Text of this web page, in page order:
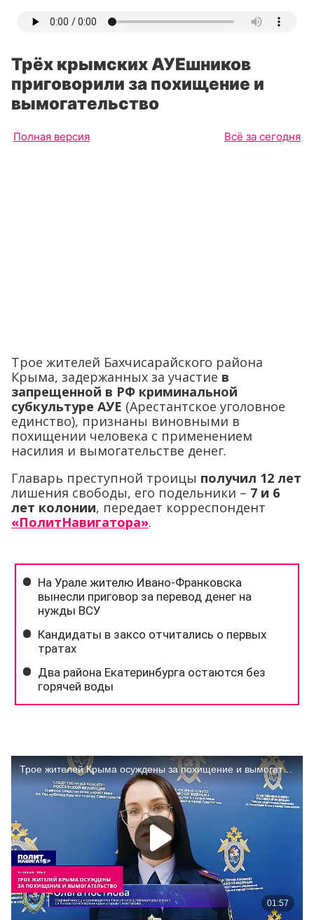
Трёх крымских АУЕшников
приговорили за похищение и
вымогательство
Полная версия Всё за сегодня
Трое жителей Бахчисарайского района
Крыма, задержанных за участие в
запрещенной в РФ криминальной
субкультуре АУЕ (Арестантское уголовное
единство), признаны виновными в
похищении человека с применением
насилия и вымогательстве денег.
Главарь преступной троицы получил 12 лет
лишения свободы, его подельники – 7 и 6
лет колонии, передает корреспондент
«ПолитНавигатора».